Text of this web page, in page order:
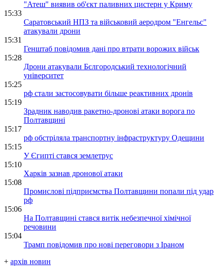
"Атеш" виявив об'єкт паливних цистерн у Криму
15:33
Саратовський НПЗ та військовий аеродром "Енгельс"
атакували дрони
15:31
Генштаб повідомив дані про втрати ворожих військ
15:28
Дрони атакували Бєлгородський технологічний
університет
15:25
рф стали застосовувати більше реактивних дронів
15:19
Зрадник наводив ракетно-дронові атаки ворога по
Полтавщині
15:17
рф обстріляла транспортну інфраструктуру Одещини
15:15
У Єгипті стався землетрус
15:10
Харків зазнав дронової атаки
15:08
Промислові підприємства Полтавщини попали під удар
рф
15:06
На Полтавщині стався витік небезпечної хімічної
речовини
15:04
Трамп повідомив про нові переговори з Іраном
+ архів новин